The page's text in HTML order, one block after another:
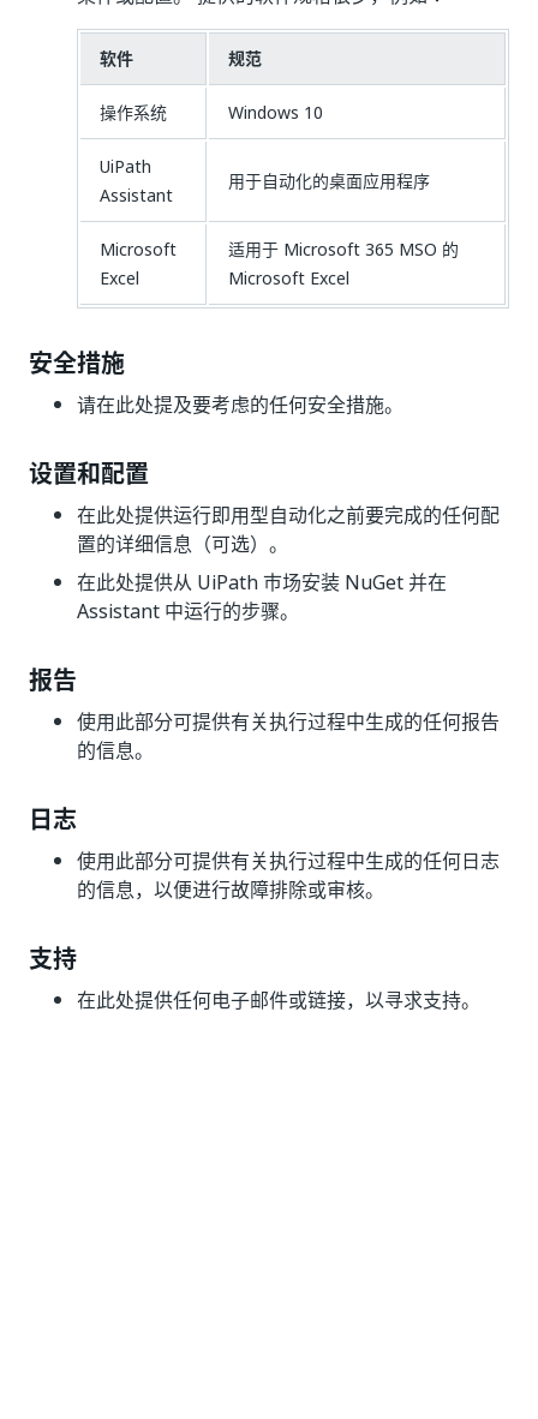
软件 规范
操作系统 Windows 10
UiPath
Assistant
用于自动化的桌面应用程序
Microsoft
Excel
适用于 Microsoft 365 MSO 的
Microsoft Excel
安全措施
请在此处提及要考虑的任何安全措施。
设置和配置
在此处提供运行即用型自动化之前要完成的任何配
置的详细信息（可选）。
在此处提供从 UiPath 市场安装 NuGet 并在
Assistant 中运行的步骤。
报告
使用此部分可提供有关执行过程中生成的任何报告
的信息。
日志
使用此部分可提供有关执行过程中生成的任何日志
的信息，以便进行故障排除或审核。
支持
在此处提供任何电子邮件或链接，以寻求支持。